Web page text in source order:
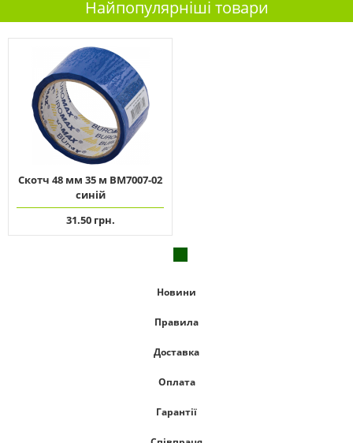
Найпопулярніші товари
Скотч 48 мм 35 м ВМ7007-02
синій
31.50 грн.
Новини
Правила
Доставка
Оплата
Гарантії